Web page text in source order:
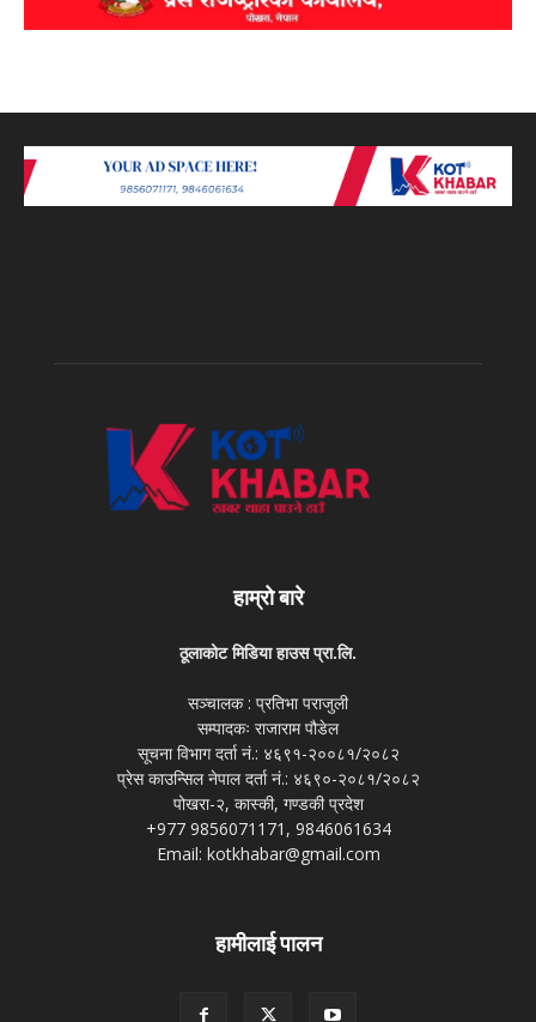
हाम्रो बारे
ठूलाकोट मिडिया हाउस प्रा.लि.
सञ्चालक : प्रतिभा पराजुली
सम्पादकः राजाराम पौडेल
सूचना विभाग दर्ता नं.: ४६९१-२००८१/२०८२
प्रेस काउन्सिल नेपाल दर्ता नं.: ४६९०-२०८१/२०८२
पोखरा-२, कास्की, गण्डकी प्रदेश
+977 9856071171, 9846061634
Email: kotkhabar@gmail.com
हामीलाई पालन